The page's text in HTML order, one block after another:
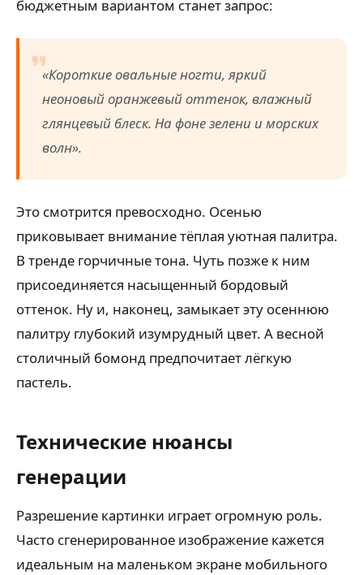
бюджетным вариантом станет запрос:
«Короткие овальные ногти, яркий
неоновый оранжевый оттенок, влажный
глянцевый блеск. На фоне зелени и морских
волн».
Это смотрится превосходно. Осенью
приковывает внимание тёплая уютная палитра.
В тренде горчичные тона. Чуть позже к ним
присоединяется насыщенный бордовый
оттенок. Ну и, наконец, замыкает эту осеннюю
палитру глубокий изумрудный цвет. А весной
столичный бомонд предпочитает лёгкую
пастель.
Технические нюансы
генерации
Разрешение картинки играет огромную роль.
Часто сгенерированное изображение кажется
идеальным на маленьком экране мобильного